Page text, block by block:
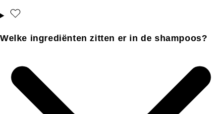
Welke ingrediënten zitten er in de shampoos?